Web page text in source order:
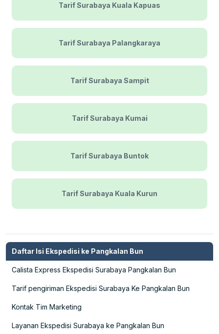
Tarif Surabaya Kuala Kapuas
Tarif Surabaya Palangkaraya
Tarif Surabaya Sampit
Tarif Surabaya Kumai
Tarif Surabaya Buntok
Tarif Surabaya Kuala Kurun
Daftar Isi Ekspedisi ke Pangkalan Bun
Calista Express Ekspedisi Surabaya Pangkalan Bun
Tarif pengiriman Ekspedisi Surabaya Ke Pangkalan Bun
Kontak Tim Marketing
Layanan Ekspedisi Surabaya ke Pangkalan Bun